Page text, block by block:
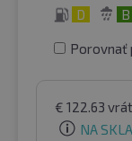
D B
Porovnať
€ 122.63
NA